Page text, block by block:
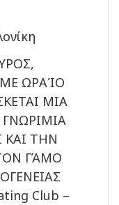
ΩΡΑΊΟ
ΜΙΑ
ΚΑΙ ΤΗΝ
ΓΆΜΟ
Club –